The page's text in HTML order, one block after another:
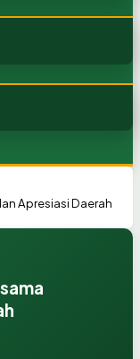
Apresiasi Daerah